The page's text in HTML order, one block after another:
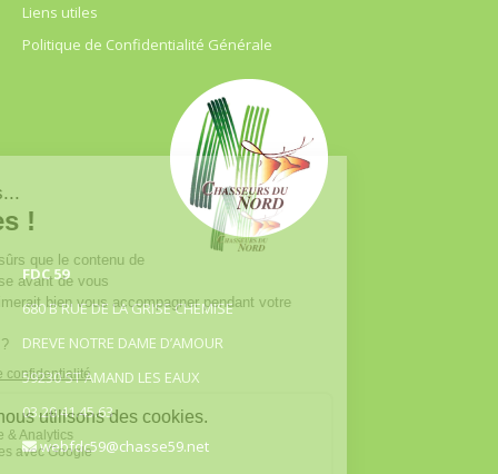
Liens utiles
Politique de Confidentialité Générale
FDC 59
680 B RUE DE LA GRISE CHEMISE
DREVE NOTRE DAME D’AMOUR
59230 ST AMAND LES EAUX
03.20.41.45.63
webfdc59@chasse59.net